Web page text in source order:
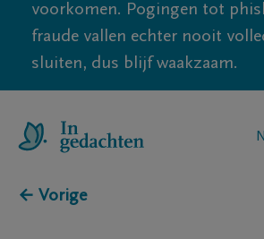
voorkomen. Pogingen tot
fraude vallen echter nooit
sluiten, dus blijf waakzaam.
← Vorige